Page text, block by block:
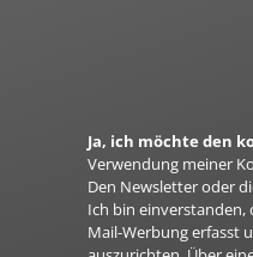
Ja, ich möchte den
Verwendung meiner
Den Newsletter oder
Ich bin einverstanden,
Mail-Werbung erfasst